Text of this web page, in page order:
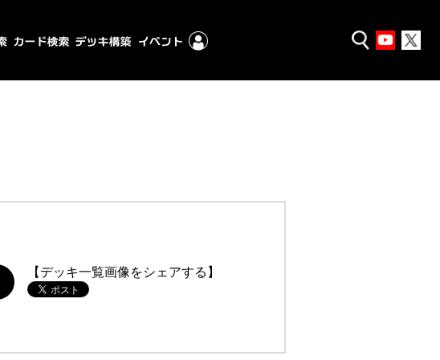
【デッキ一覧画像をシェアする】